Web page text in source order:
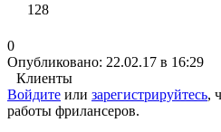
128
0
Опубликовано: 22.02.17 в 16:29
Клиенты
Войдите или зарегистрируйтесь,
работы фрилансеров.